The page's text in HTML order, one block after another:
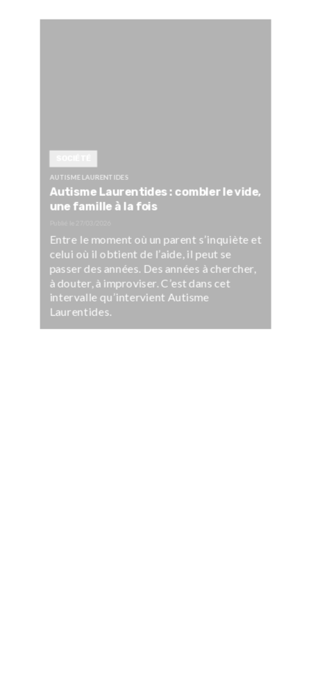
AUTISME LAURENTIDES
Autisme Laurentides : combler le vide,
une famille à la fois
Entre le moment où un parent s’inquiète et
celui où il obtient de l’aide, il peut se
passer des années. Des années à chercher,
à douter, à improviser. C’est dans cet
intervalle qu’intervient Autisme
Laurentides.